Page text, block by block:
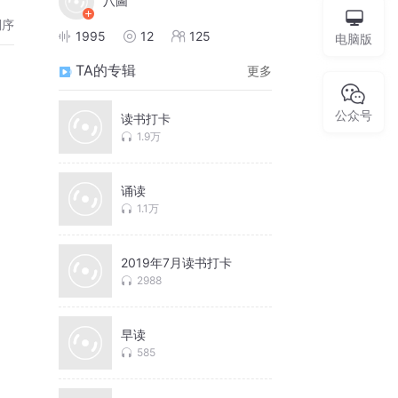
1995 12 125
TA的专辑 更多
读书打卡
1.9万
诵读
1.1万
2019年7月读书打卡
2988
早读
585
电脑版
公众号